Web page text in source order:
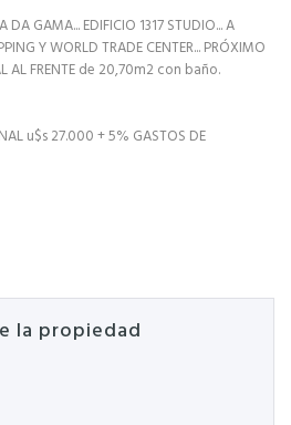
GAMA... EDIFICIO 1317 STUDIO... A
Y WORLD TRADE CENTER... PRÓXIMO
AL FRENTE de 20,70m2 con baño.
u$s 27.000 + 5% GASTOS DE
la propiedad